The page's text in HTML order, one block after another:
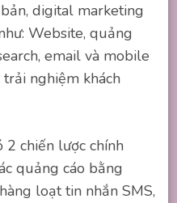
digital marketing
Website, quảng
email và mobile
nghiệm khách
chiến lược chính
quảng cáo bằng
loạt tin nhắn SMS,